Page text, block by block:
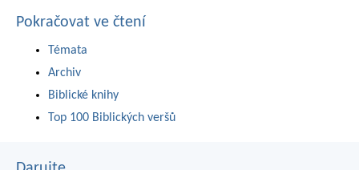
Pokračovat ve čtení
Témata
Archiv
Biblické knihy
Top 100 Biblických veršů